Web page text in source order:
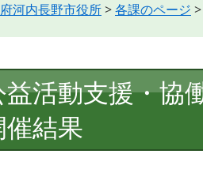
河内長野市役所>各課のページ >
活動支援・協
結果